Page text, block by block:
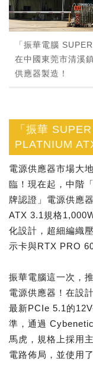
「振華電腦
在中國東莞市清溪
供應器製造！
「振華
PLATNIUM
電源供應器市場大
臨！現在起，中階
牌認證」電源供應
ATX 3.1規格
化設計，超細編織
示卡與RTX PRO
振華電腦這一次，
電源供應器！在設
最新PCIe 5.1的
準，通過
馬虎，規格上採用
電路佈局，並使用